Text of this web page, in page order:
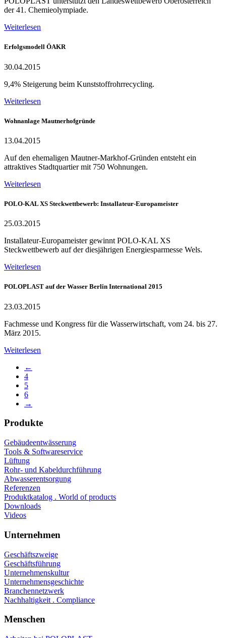
der 41. Chemieolympiade.
Weiterlesen
Erfolgsmodell ÖAKR
30.04.2015
9,4% Steigerung beim Kunststoffrohrrecycling.
Weiterlesen
Wohnanlage Mautnerhofgründe
13.04.2015
Auf den ehemaligen Mautner-Markhof-Gründen entsteht ein
attraktives Stadtquartier mit 750 Wohnungen.
Weiterlesen
POLO-KAL XS Steckwettbewerb: Installateur-Europameister
25.03.2015
Installateur-Europameister gewinnt POLO-KAL XS
Steckwettbewerb auf der diesjährigen Energiesparmesse Wels.
Weiterlesen
POLOPLAST auf der Wasser Berlin International 2015
23.03.2015
Fachmesse und Kongress für die Wasserwirtschaft, vom 24. bis 27.
März 2015.
Weiterlesen
←
4
5
6
→
Produkte
Gebäudeentwässerung
Tools & Softwareservice
Lüftung
Rohr- und Kabeldurchführung
Abwasserentsorgung
Referenzen
Produktkatalog . World of products
Downloads
Videos
Unternehmen
Geschäftszweige
Geschäftsführung
Unternehmenskultur
Unternehmensgeschichte
Branchennetzwerk
Nachhaltigkeit . Compliance
Menschen